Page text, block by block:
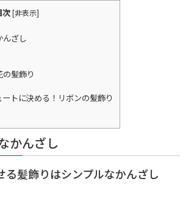
次 [非表示]
んざし
の髪飾り
トに決める！リボンの髪飾り
かんざし